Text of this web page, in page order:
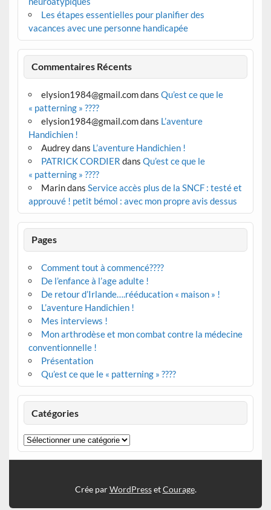
Les étapes essentielles pour planifier des
vacances avec une personne handicapée
Commentaires Récents
elysion1984@gmail.comdans Qu’est ce que le
« patterning » ????
elysion1984@gmail.comdans L’aventure
Handichien !
Audreydans L’aventure Handichien !
PATRICK CORDIER dans Qu’est ce que le
« patterning » ????
Marindans Service accès plus de la SNCF : testé et
approuvé ! petit bémol : avec mon propre avis dessus
Pages
Comment tout à commencé????
De l’enfance à l’age adulte !
De retour d’Irlande….rééducation « maison » !
L’aventure Handichien !
Mes interviews !
Mon arthrodèse et mon combat contre la médecine
conventionnelle !
Présentation
Qu’est ce que le « patterning » ????
Catégories
Catégories
Crée parWordPressetCourage.